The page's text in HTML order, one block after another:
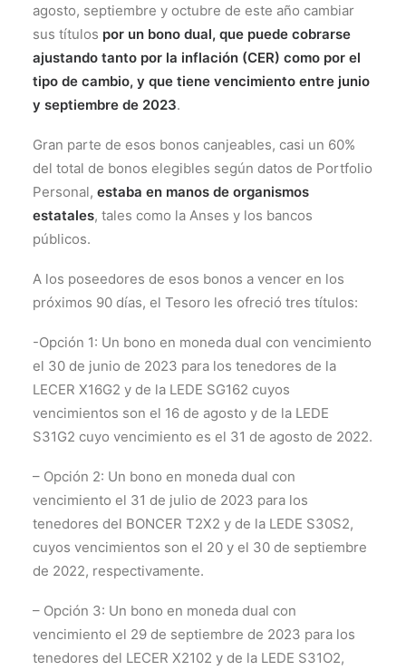
agosto, septiembre y octubre de este año cambiar
sus títulos por un bono dual, que puede cobrarse
ajustando tanto por la inflación (CER) como por el
tipo de cambio, y que tiene vencimiento entre junio
y septiembre de 2023.
Gran parte de esos bonos canjeables, casi un 60%
del total de bonos elegibles según datos de Portfolio
Personal, estaba en manos de organismos
estatales, tales como la Anses y los bancos
públicos.
A los poseedores de esos bonos a vencer en los
próximos 90 días, el Tesoro les ofreció tres títulos:
-Opción 1: Un bono en moneda dual con vencimiento
el 30 de junio de 2023 para los tenedores de la
LECER X16G2 y de la LEDE SG162 cuyos
vencimientos son el 16 de agosto y de la LEDE
S31G2 cuyo vencimiento es el 31 de agosto de 2022.
– Opción 2: Un bono en moneda dual con
vencimiento el 31 de julio de 2023 para los
tenedores del BONCER T2X2 y de la LEDE S30S2,
cuyos vencimientos son el 20 y el 30 de septiembre
de 2022, respectivamente.
– Opción 3: Un bono en moneda dual con
vencimiento el 29 de septiembre de 2023 para los
tenedores del LECER X2102 y de la LEDE S31O2,